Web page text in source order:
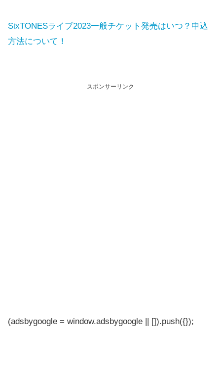
SixTONESライブ2023一般チケット発売はいつ？申込
方法について！
スポンサーリンク
(adsbygoogle = window.adsbygoogle || []).push({});